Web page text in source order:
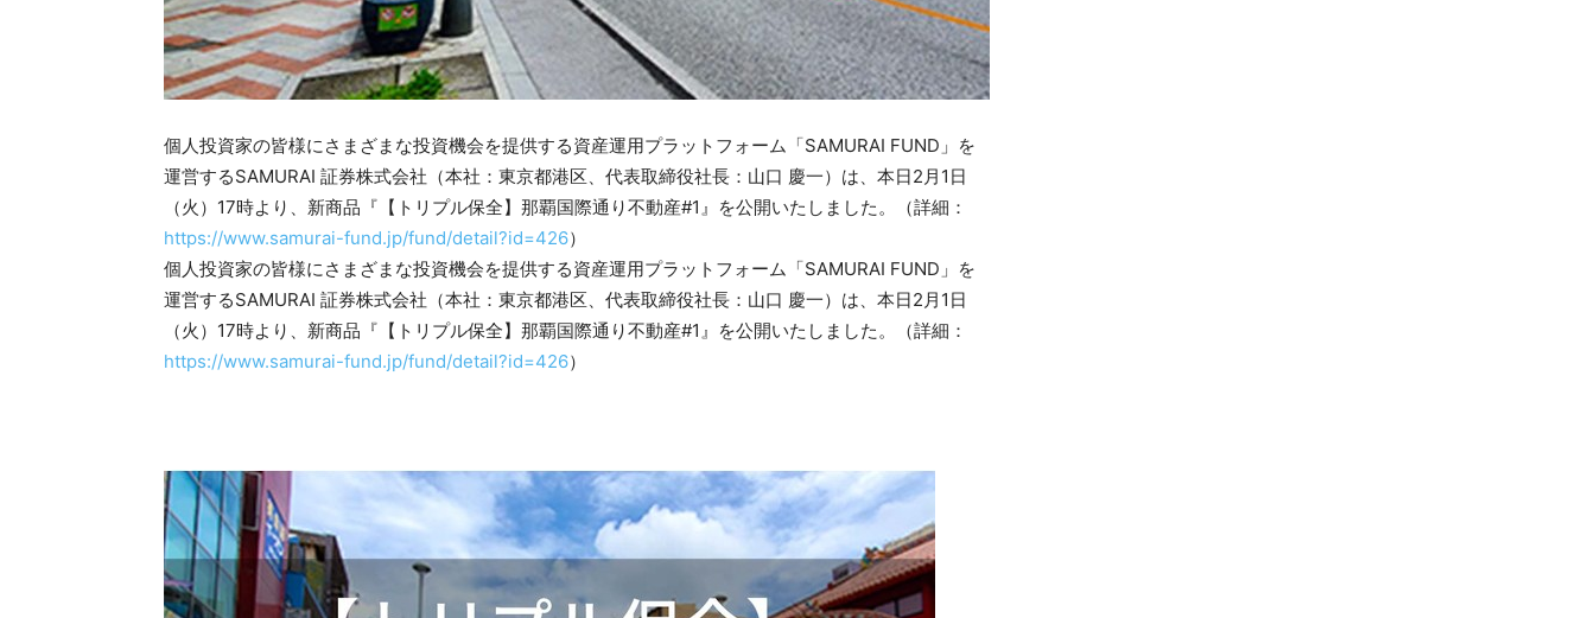
個人投資家の皆様にさまざまな投資機会を提供する資産運用プラットフォーム「SAMURAI FUND」を
運営するSAMURAI 証券株式会社（本社：東京都港区、代表取締役社長：山口 慶一）は、本日2月1日
（火）17時より、新商品『【トリプル保全】那覇国際通り不動産#1』を公開いたしました。（詳細：
https://www.samurai-fund.jp/fund/detail?id=426）
個人投資家の皆様にさまざまな投資機会を提供する資産運用プラットフォーム「SAMURAI FUND」を
運営するSAMURAI 証券株式会社（本社：東京都港区、代表取締役社長：山口 慶一）は、本日2月1日
（火）17時より、新商品『【トリプル保全】那覇国際通り不動産#1』を公開いたしました。（詳細：
https://www.samurai-fund.jp/fund/detail?id=426）